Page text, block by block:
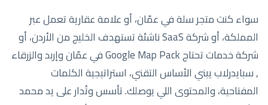
سواء كنت متجر سلة في عمّان، أو علامة عقارية تعمل عبر
المملكة، أو شركة SaaS ناشئة تستهدف الخليج من الأردن، أو
شركة خدمات تحتاج Google Map Pack في عمّان وإربد والزرقاء
, سبايدرلاب يبني الأساس التقني، استراتيجية الكلمات
المفتاحية، والمحتوى اللي يوصلك. تأسس وتُدار على يد محمد